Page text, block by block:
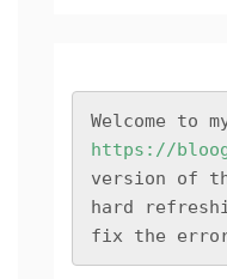
https://
version of
hard
fix the